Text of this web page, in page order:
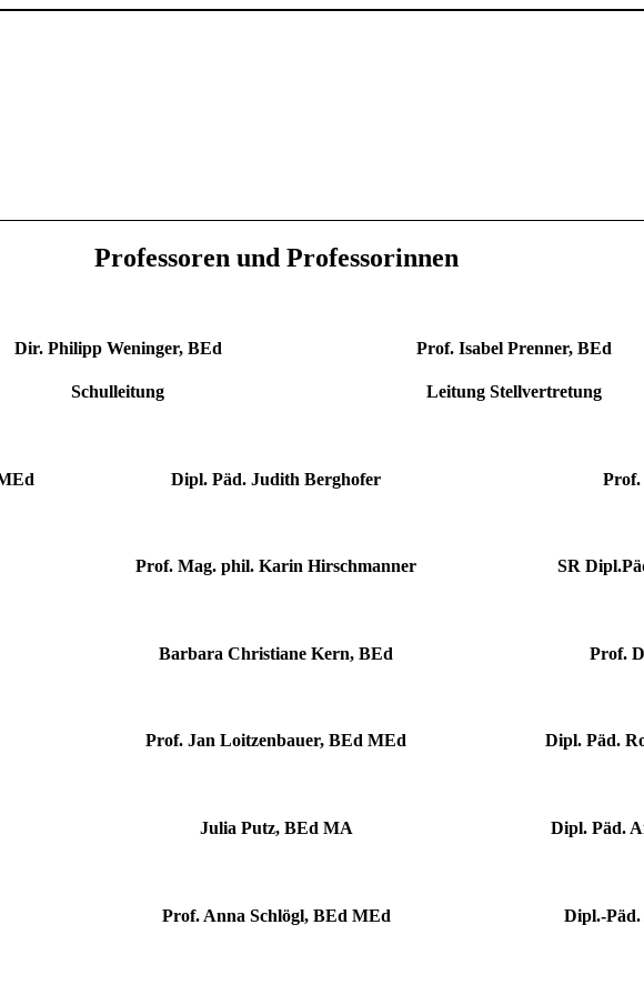
Professoren und Professorinnen
Dir. Philipp Weninger, BEd
Schulleitung
Prof. Isabel Prenner, BEd
Leitung Stellvertretung
Dipl. Päd. Judith Berghofer Prof.
Prof. Mag. phil. Karin Hirschmanner SR
Barbara Christiane Kern, BEd Prof.
Prof. Jan Loitzenbauer, BEd MEd Dipl. Päd.
Julia Putz, BEd MA Dipl. Päd.
Prof. Anna Schlögl, BEd MEd Dipl.-